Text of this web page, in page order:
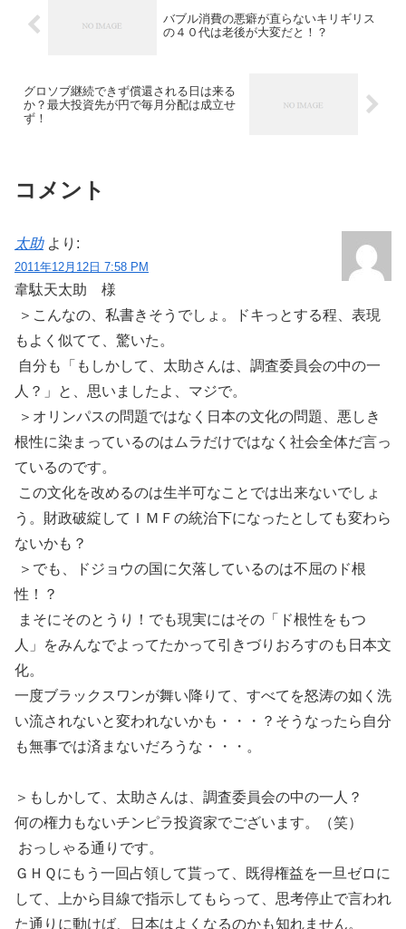
バブル消費の悪癖が直らないキリギリス
の４０代は老後が大変だと！？
グロソブ継続できず償還される日は来る
か？最大投資先が円で毎月分配は成立せ
ず！
コメント
太助 より:
2011年12月12日 7:58 PM
韋駄天太助 様
＞こんなの、私書きそうでしょ。ドキっとする程、表現
もよく似てて、驚いた。
自分も「もしかして、太助さんは、調査委員会の中の一
人？」と、思いましたよ、マジで。
＞オリンパスの問題ではなく日本の文化の問題、悪しき
根性に染まっているのはムラだけではなく社会全体だ言っ
ているのです。
この文化を改めるのは生半可なことでは出来ないでしょ
う。財政破綻してＩＭＦの統治下になったとしても変わら
ないかも？
＞でも、ドジョウの国に欠落しているのは不屈のド根
性！？
まそにそのとうり！でも現実にはその「ド根性をもつ
人」をみんなでよってたかって引きづりおろすのも日本文
化。
一度ブラックスワンが舞い降りて、すべてを怒涛の如く洗
い流されないと変われないかも・・・？そうなったら自分
も無事では済まないだろうな・・・。
＞もしかして、太助さんは、調査委員会の中の一人？
何の権力もないチンピラ投資家でございます。（笑）
おっしゃる通りです。
ＧＨＱにもう一回占領して貰って、既得権益を一旦ゼロに
して、上から目線で指示してもらって、思考停止で言われ
た通りに動けば、日本はよくなるのかも知れません。